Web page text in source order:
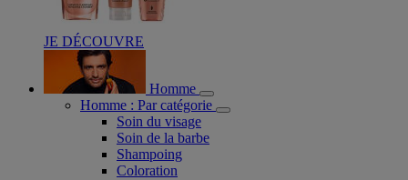
JE DÉCOUVRE
Homme
Homme : Par catégorie
Soin du visage
Soin de la barbe
Shampoing
Coloration